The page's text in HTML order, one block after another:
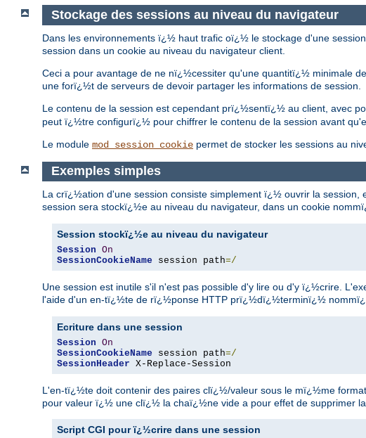
Stockage des sessions au niveau du navigateur
Dans les environnements ï¿½ haut trafic oï¿½ le stockage d'une
session dans un cookie au niveau du navigateur client.
Ceci a pour avantage de ne nï¿½cessiter qu'une quantitï¿½ minimale
une forï¿½t de serveurs de devoir partager les informations de session.
Le contenu de la session est cependant prï¿½sentï¿½ au client, avec
peut ï¿½tre configurï¿½ pour chiffrer le contenu de la session avant
Le module mod_session_cookie permet de stocker les sessions au
Exemples simples
La crï¿½ation d'une session consiste simplement ï¿½ ouvrir la
session sera stockï¿½e au niveau du navigateur, dans un cookie
Session stockï¿½e au niveau du navigateur
Session On
SessionCookieName session path=/
Une session est inutile s'il n'est pas possible d'y lire ou d'y ï¿½crire.
l'aide d'un en-tï¿½te de rï¿½ponse HTTP prï¿½dï¿½terminï¿½
Ecriture dans une session
Session On
SessionCookieName session path=/
SessionHeader X-Replace-Session
L'en-tï¿½te doit contenir des paires clï¿½/valeur sous le mï¿½me
pour valeur ï¿½ une clï¿½ la chaï¿½ne vide a pour effet de supprimer
Script CGI pour ï¿½crire dans une session